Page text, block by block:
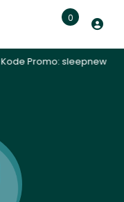
Promo:
0